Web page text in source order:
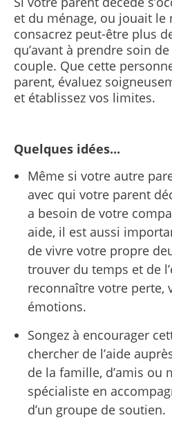
et du ménage, ou jouait le
consacrez peut-être plus
qu’avant à prendre soin
couple. Que cette
parent, évaluez
et établissez vos limites.
Quelques idées...
Même si votre autre
avec qui votre parent
a besoin de votre
aide, il est aussi
de vivre votre propre
trouver du temps et de
reconnaître votre perte,
émotions.
Songez à encourager
chercher de l’aide
de la famille, d’amis ou
spécialiste en
d’un groupe de soutien.